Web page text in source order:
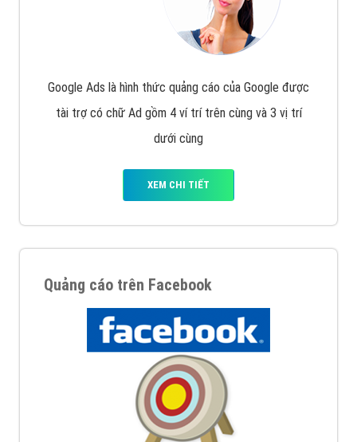
Google Ads là hình thức quảng cáo của Google được
tài trợ có chữ Ad gồm 4 ví trí trên cùng và 3 vị trí
dưới cùng
XEM CHI TIẾT
Quảng cáo trên Facebook